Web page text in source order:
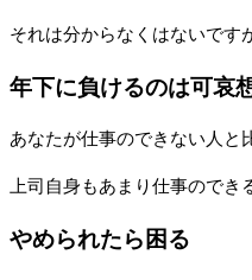
それは分からなくはないです
年下に負けるのは可哀
あなたが仕事のできない人と
上司自身もあまり仕事ので
やめられたら困る